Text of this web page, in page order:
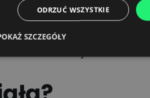
od 60 do nawet
indywidualnie wywiadów
budowlanej.
ODRZUĆ WSZYSTKIE
SZCZEGÓŁY